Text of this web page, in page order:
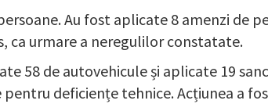
Au fost aplicate 8 amenzi de
ca urmare a neregulilor constatate.
58 de autovehicule și aplicate 19
deficiențe tehnice. Acțiunea a